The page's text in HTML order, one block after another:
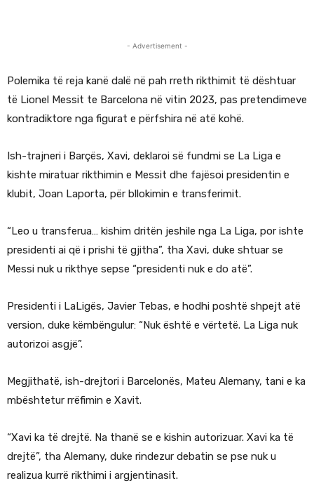
- Advertisement -
Polemika të reja kanë dalë në pah rreth rikthimit të dështuar
të Lionel Messit te Barcelona në vitin 2023, pas pretendimeve
kontradiktore nga figurat e përfshira në atë kohë.
Ish-trajneri i Barçës, Xavi, deklaroi së fundmi se La Liga e
kishte miratuar rikthimin e Messit dhe fajësoi presidentin e
klubit, Joan Laporta, për bllokimin e transferimit.
“Leo u transferua… kishim dritën jeshile nga La Liga, por ishte
presidenti ai që i prishi të gjitha”, tha Xavi, duke shtuar se
Messi nuk u rikthye sepse “presidenti nuk e do atë”.
Presidenti i LaLigës, Javier Tebas, e hodhi poshtë shpejt atë
version, duke këmbëngulur: “Nuk është e vërtetë. La Liga nuk
autorizoi asgjë”.
Megjithatë, ish-drejtori i Barcelonës, Mateu Alemany, tani e ka
mbështetur rrëfimin e Xavit.
“Xavi ka të drejtë. Na thanë se e kishin autorizuar. Xavi ka të
drejtë”, tha Alemany, duke rindezur debatin se pse nuk u
realizua kurrë rikthimi i argjentinasit.